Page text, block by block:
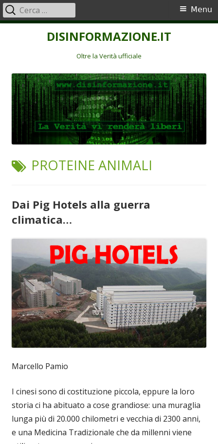
DISINFORMAZIONE.IT
Oltre la Verità ufficiale
Menu
principale
Menu
Ricerca
per:
TAG:
PROTEINE ANIMALI
Dai Pig Hotels alla guerra
climatica…
Marcello Pamio
I cinesi sono di costituzione piccola, eppure la loro
storia ci ha abituato a cose grandiose: una muraglia
lunga più di 20.000 chilometri e vecchia di 2300 anni,
e una Medicina Tradizionale che da millenni viene